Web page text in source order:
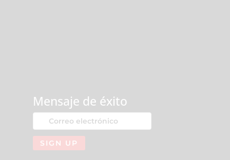
Mensaje de éxito
SIGN UP